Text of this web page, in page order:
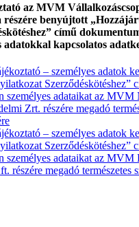
az MVM
részére benyújtott
című
adatokkal kapcsolatos
– személyes adatok
Szerződéskötéshez”
személyes adataikat az MVM
Zrt. részére megadó
– személyes adatok
Szerződéskötéshez”
személyes adataikat az
részére megadó természetes